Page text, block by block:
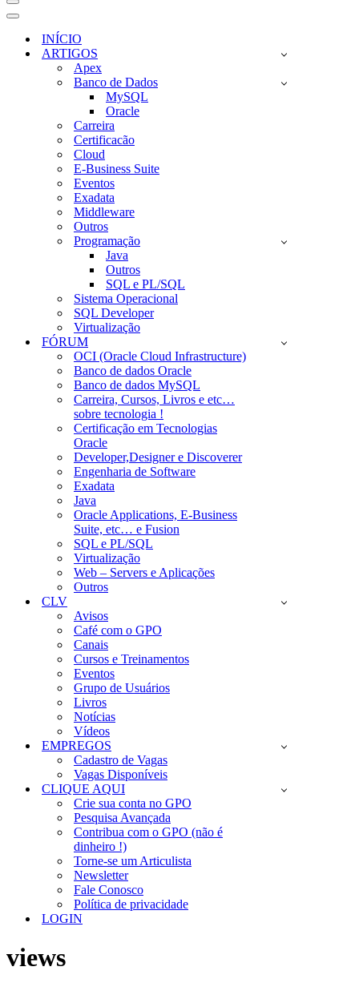
Menu
de
navegação
Menu
navegaçãoINÍCIO
ARTIGOS
Apex
Banco de Dados
MySQL
Oracle
Carreira
Certificacão
Cloud
E-Business Suite
Eventos
Exadata
Middleware
Outros
Programação
Java
Outros
SQL e PL/SQL
Sistema Operacional
SQL Developer
Virtualização
FÓRUM
OCI (Oracle Cloud Infrastructure)
Banco de dados Oracle
Banco de dados MySQL
Carreira, Cursos, Livros e etc…
sobre tecnologia !
Certificação em Tecnologias
Oracle
Developer,Designer e Discoverer
Engenharia de Software
Exadata
Java
Oracle Applications, E-Business
Suite, etc… e Fusion
SQL e PL/SQL
Virtualização
Web – Servers e Aplicações
Outros
CLV
Avisos
Café com o GPO
Canais
Cursos e Treinamentos
Eventos
Grupo de Usuários
Livros
Notícias
Vídeos
EMPREGOS
Cadastro de Vagas
Vagas Disponíveis
CLIQUE AQUI
Crie sua conta no GPO
Pesquisa Avançada
Contribua com o GPO (não é
dinheiro !)
Torne-se um Articulista
Newsletter
Fale Conosco
Política de privacidade
LOGIN
views